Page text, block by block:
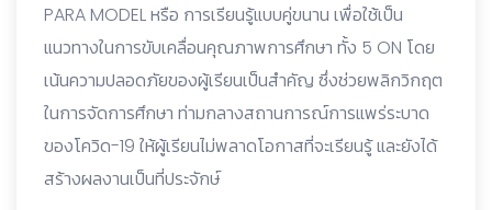
PARA MODEL หรือ การเรียนรู้แบบคู่ขนาน เพื่อใช้เป็น
แนวทางในการขับเคลื่อนคุณภาพการศึกษา ทั้ง 5 ON โดย
เน้นความปลอดภัยของผู้เรียนเป็นสำคัญ ซึ่งช่วยพลิกวิกฤต
ในการจัดการศึกษา ท่ามกลางสถานการณ์การแพร่ระบาด
ของโควิด-19 ให้ผู้เรียนไม่พลาดโอกาสที่จะเรียนรู้ และยังได้
สร้างผลงานเป็นที่ประจักษ์